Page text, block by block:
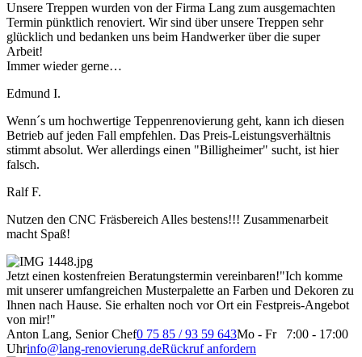
Unsere Treppen wurden von der Firma Lang zum ausgemachten
Termin pünktlich renoviert. Wir sind über unsere Treppen sehr
glücklich und bedanken uns beim Handwerker über die super
Arbeit!
Immer wieder gerne…
Edmund I.
Wenn´s um hochwertige Teppenrenovierung geht, kann ich diesen
Betrieb auf jeden Fall empfehlen. Das Preis-Leistungsverhältnis
stimmt absolut. Wer allerdings einen "Billigheimer" sucht, ist hier
falsch.
Ralf F.
Nutzen den CNC Fräsbereich Alles bestens!!! Zusammenarbeit
macht Spaß!
Jetzt einen kostenfreien Beratungstermin vereinbaren!"Ich komme
mit unserer umfangreichen Musterpalette an Farben und Dekoren zu
Ihnen nach Hause. Sie erhalten noch vor Ort ein Festpreis-Angebot
von mir!"
Anton Lang, Senior Chef0 75 85 / 93 59 643Mo - Fr 7:00 - 17:00
Uhrinfo@lang-renovierung.deRückruf anfordern